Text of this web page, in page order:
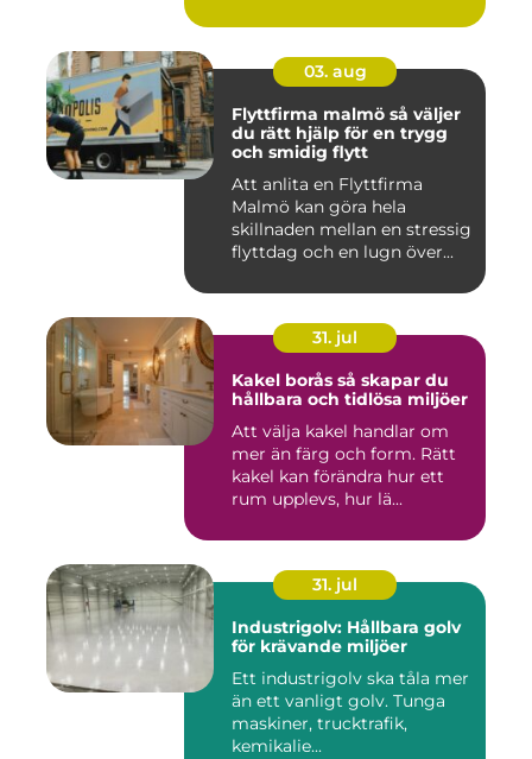
03. aug
Flyttfirma malmö så väljer
du rätt hjälp för en trygg
och smidig flytt
Att anlita en Flyttfirma
Malmö kan göra hela
skillnaden mellan en stressig
flyttdag och en lugn över...
31. jul
Kakel borås så skapar du
hållbara och tidlösa miljöer
Att välja kakel handlar om
mer än färg och form. Rätt
kakel kan förändra hur ett
rum upplevs, hur lä...
31. jul
Industrigolv: Hållbara golv
för krävande miljöer
Ett industrigolv ska tåla mer
än ett vanligt golv. Tunga
maskiner, trucktrafik,
kemikalie...